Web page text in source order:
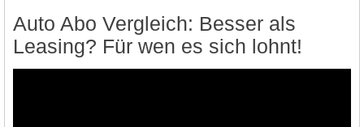
Auto Abo Vergleich: Besser als
Leasing? Für wen es sich lohnt!